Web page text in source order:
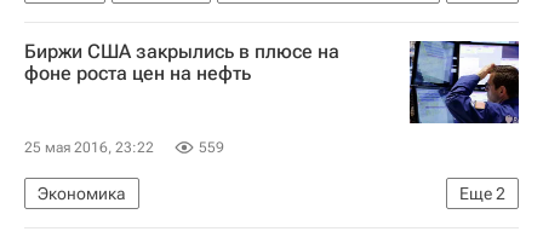
Россия
Биржи США закрылись в плюсе на
фоне роста цен на нефть
25 мая 2016, 23:22 559
Еще2
Экономика
Ситуация на мировых фондовых рынках в мае 2016